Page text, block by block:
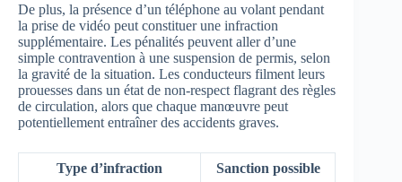
De plus, la présence d’un téléphone au volant pendant
la prise de vidéo peut constituer une infraction
supplémentaire. Les pénalités peuvent aller d’une
simple contravention à une suspension de permis, selon
la gravité de la situation. Les conducteurs filment leurs
prouesses dans un état de non-respect flagrant des règles
de circulation, alors que chaque manœuvre peut
potentiellement entraîner des accidents graves.
Type d’infraction Sanction possible